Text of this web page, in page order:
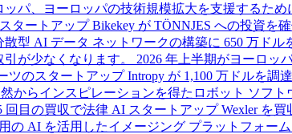
パ、ヨーロッパの技術規模拡大を支援するた
タートアップ Bikekey が TÖNNJES への投資を
型 AI データ ネットワークの構築に 650 万ドル
引が少なくなります。 2026 年上半期がヨーロッ
ツのスタートアップ Intropy が 1,100 万ドルを調達
然からインスピレーションを得たロボット ソフ
回目の買収で法律 AI スタートアップ Wexler を買
の AI を活用したイメージング プラットフォー